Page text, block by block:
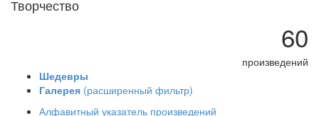
Творчество
60
произведений
Шедевры
Галерея (расширенный фильтр)
Алфавитный указатель произведений